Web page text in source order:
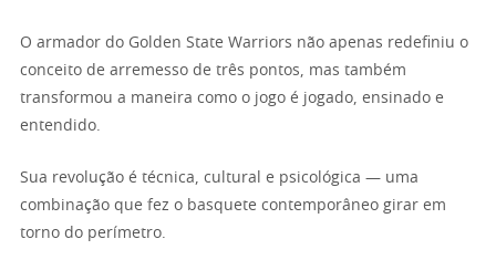
O armador do Golden State Warriors não apenas redefiniu o
conceito de arremesso de três pontos, mas também
transformou a maneira como o jogo é jogado, ensinado e
entendido.
Sua revolução é técnica, cultural e psicológica — uma
combinação que fez o basquete contemporâneo girar em
torno do perímetro.